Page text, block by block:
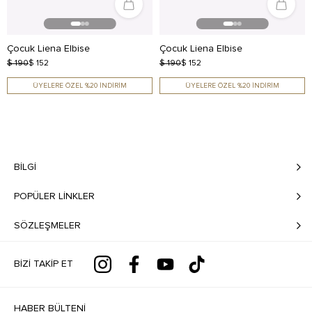
Çocuk Liena Elbise
$ 190$ 152
ÜYELERE ÖZEL %20 İNDİRİM
Çocuk Liena Elbise
$ 190$ 152
ÜYELERE ÖZEL %20 İNDİRİM
BILGI
POPÜLER LİNKLER
SÖZLEŞMELER
BIZI TAKIP ET
HABER BÜLTENI